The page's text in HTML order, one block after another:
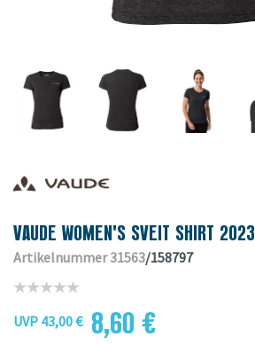
VAUDE WOMEN'S SVEIT SHIRT 2023
Artikelnummer 31563/158797
UVP 43,00 € 8,60 €